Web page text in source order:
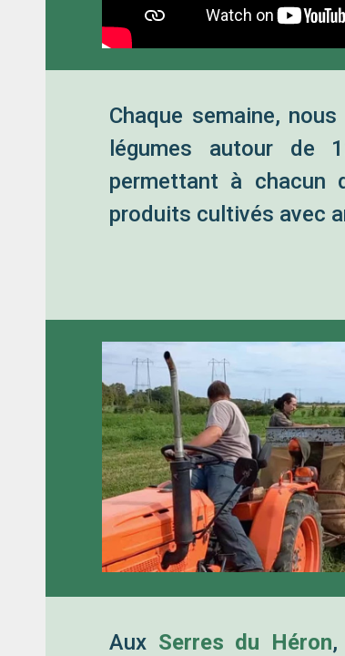
Chaque semaine,
légumes autour de
permettant à chacun
produits cultivés avec
Aux Serres du Héron